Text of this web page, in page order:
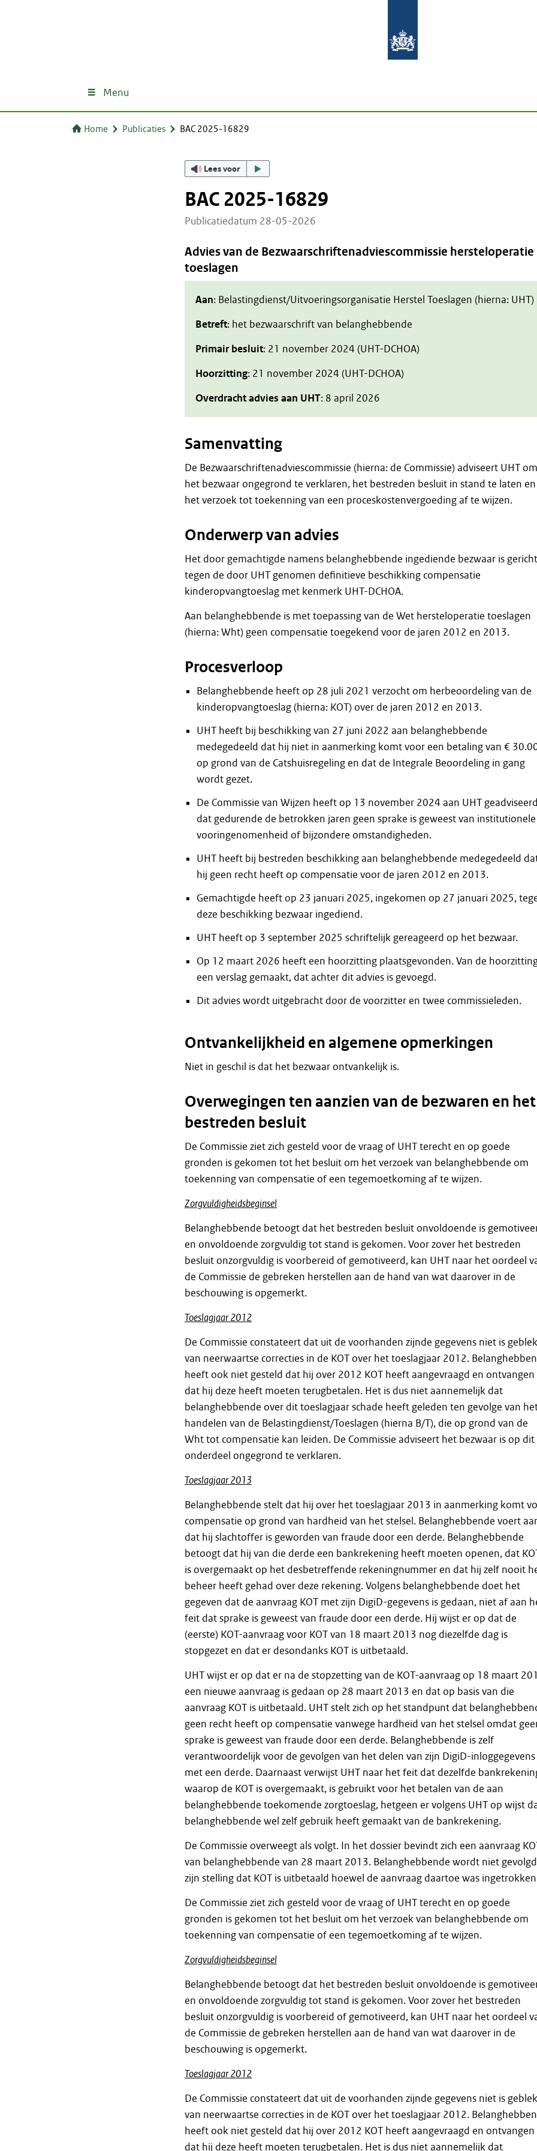
Menu
Home Publicaties BAC 2025-16829
Lees voor
BAC 2025-16829
Publicatiedatum 28-05-2026
Advies van de Bezwaarschriftenadviescommissie hersteloperatie
toeslagen
Aan: Belastingdienst/Uitvoeringsorganisatie Herstel Toeslagen (hierna: UHT)
Betreft: het bezwaarschrift van belanghebbende
Primair besluit: 21 november 2024 (UHT-DCHOA)
Hoorzitting: 21 november 2024 (UHT-DCHOA)
Overdracht advies aan UHT: 8 april 2026
Samenvatting
De Bezwaarschriftenadviescommissie (hierna: de Commissie) adviseert UHT om
het bezwaar ongegrond te verklaren, het bestreden besluit in stand te laten en
het verzoek tot toekenning van een proceskostenvergoeding af te wijzen.
Onderwerp van advies
Het door gemachtigde namens belanghebbende ingediende bezwaar is gericht
tegen de door UHT genomen definitieve beschikking compensatie
kinderopvangtoeslag met kenmerk UHT-DCHOA.
Aan belanghebbende is met toepassing van de Wet hersteloperatie toeslagen
(hierna: Wht) geen compensatie toegekend voor de jaren 2012 en 2013.
Procesverloop
Belanghebbende heeft op 28 juli 2021 verzocht om herbeoordeling van de
kinderopvangtoeslag (hierna: KOT) over de jaren 2012 en 2013.
UHT heeft bij beschikking van 27 juni 2022 aan belanghebbende
medegedeeld dat hij niet in aanmerking komt voor een betaling van €
op grond van de Catshuisregeling en dat de Integrale Beoordeling in gang
wordt gezet.
De Commissie van Wijzen heeft op 13 november 2024 aan UHT geadviseerd
dat gedurende de betrokken jaren geen sprake is geweest van institutionele
vooringenomenheid of bijzondere omstandigheden.
UHT heeft bij bestreden beschikking aan belanghebbende medegedeeld
hij geen recht heeft op compensatie voor de jaren 2012 en 2013.
Gemachtigde heeft op 23 januari 2025, ingekomen op 27 januari 2025,
deze beschikking bezwaar ingediend.
UHT heeft op 3 september 2025 schriftelijk gereageerd op het bezwaar.
Op 12 maart 2026 heeft een hoorzitting plaatsgevonden. Van de
een verslag gemaakt, dat achter dit advies is gevoegd.
Dit advies wordt uitgebracht door de voorzitter en twee commissieleden.
Ontvankelijkheid en algemene opmerkingen
Niet in geschil is dat het bezwaar ontvankelijk is.
Overwegingen ten aanzien van de bezwaren en het
bestreden besluit
De Commissie ziet zich gesteld voor de vraag of UHT terecht en op goede
gronden is gekomen tot het besluit om het verzoek van belanghebbende om
toekenning van compensatie of een tegemoetkoming af te wijzen.
Zorgvuldigheidsbeginsel
Belanghebbende betoogt dat het bestreden besluit onvoldoende is
en onvoldoende zorgvuldig tot stand is gekomen. Voor zover het bestreden
besluit onzorgvuldig is voorbereid of gemotiveerd, kan UHT naar het oordeel
de Commissie de gebreken herstellen aan de hand van wat daarover in de
beschouwing is opgemerkt.
Toeslagjaar 2012
De Commissie constateert dat uit de voorhanden zijnde gegevens niet is
van neerwaartse correcties in de KOT over het toeslagjaar 2012.
heeft ook niet gesteld dat hij over 2012 KOT heeft aangevraagd en ontvangen
dat hij deze heeft moeten terugbetalen. Het is dus niet aannemelijk dat
belanghebbende over dit toeslagjaar schade heeft geleden ten gevolge van
handelen van de Belastingdienst/Toeslagen (hierna B/T), die op grond van de
Wht tot compensatie kan leiden. De Commissie adviseert het bezwaar is op dit
onderdeel ongegrond te verklaren.
Toeslagjaar 2013
Belanghebbende stelt dat hij over het toeslagjaar 2013 in aanmerking komt
compensatie op grond van hardheid van het stelsel. Belanghebbende voert
dat hij slachtoffer is geworden van fraude door een derde. Belanghebbende
betoogt dat hij van die derde een bankrekening heeft moeten openen, dat
is overgemaakt op het desbetreffende rekeningnummer en dat hij zelf nooit
beheer heeft gehad over deze rekening. Volgens belanghebbende doet het
gegeven dat de aanvraag KOT met zijn DigiD-gegevens is gedaan, niet af aan
feit dat sprake is geweest van fraude door een derde. Hij wijst er op dat de
(eerste) KOT-aanvraag voor KOT van 18 maart 2013 nog diezelfde dag is
stopgezet en dat er desondanks KOT is uitbetaald.
UHT wijst er op dat er na de stopzetting van de KOT-aanvraag op 18 maart
een nieuwe aanvraag is gedaan op 28 maart 2013 en dat op basis van die
aanvraag KOT is uitbetaald. UHT stelt zich op het standpunt dat
geen recht heeft op compensatie vanwege hardheid van het stelsel omdat
sprake is geweest van fraude door een derde. Belanghebbende is zelf
verantwoordelijk voor de gevolgen van het delen van zijn DigiD-inloggegevens
met een derde. Daarnaast verwijst UHT naar het feit dat dezelfde
waarop de KOT is overgemaakt, is gebruikt voor het betalen van de aan
belanghebbende toekomende zorgtoeslag, hetgeen er volgens UHT op wijst
belanghebbende wel zelf gebruik heeft gemaakt van de bankrekening.
De Commissie overweegt als volgt. In het dossier bevindt zich een aanvraag
van belanghebbende van 28 maart 2013. Belanghebbende wordt niet
zijn stelling dat KOT is uitbetaald hoewel de aanvraag daartoe was
De Commissie ziet zich gesteld voor de vraag of UHT terecht en op goede
gronden is gekomen tot het besluit om het verzoek van belanghebbende om
toekenning van compensatie of een tegemoetkoming af te wijzen.
Zorgvuldigheidsbeginsel
Belanghebbende betoogt dat het bestreden besluit onvoldoende is
en onvoldoende zorgvuldig tot stand is gekomen. Voor zover het bestreden
besluit onzorgvuldig is voorbereid of gemotiveerd, kan UHT naar het oordeel
de Commissie de gebreken herstellen aan de hand van wat daarover in de
beschouwing is opgemerkt.
Toeslagjaar 2012
De Commissie constateert dat uit de voorhanden zijnde gegevens niet is
van neerwaartse correcties in de KOT over het toeslagjaar 2012.
heeft ook niet gesteld dat hij over 2012 KOT heeft aangevraagd en ontvangen
dat hij deze heeft moeten terugbetalen. Het is dus niet aannemelijk dat